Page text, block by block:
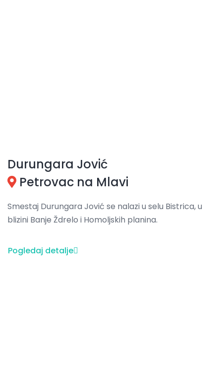
Durungara Jović
Petrovac na Mlavi
Smestaj Durungara Jović se nalazi u selu Bistrica, u
blizini Banje Ždrelo i Homoljskih planina.
Pogledaj detalje